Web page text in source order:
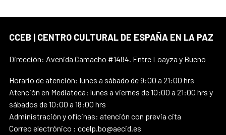
CCEB | CENTRO CULTURAL DE ESPAÑA EN LA PAZ
Dirección: Avenida Camacho #1484. Entre Loayza y Bueno
Horario de atención: lunes a sábado de 9:00 a 21:00 hrs
Atención en Mediateca: lunes a viernes de 10:00 a 21:00 hrs y
sábados de 10:00 a 18:00 hrs
Administración y oficinas: atención con previa cita
Correo electrónico : ccelp.bo@aecid.es